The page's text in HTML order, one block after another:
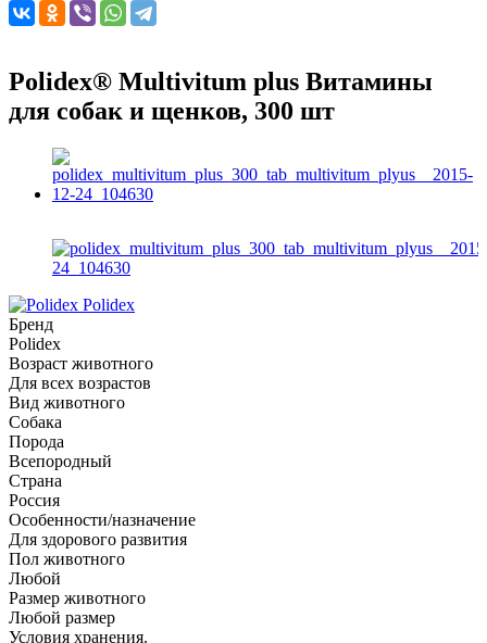
Polidex® Multivitum plus Витамины
для собак и щенков, 300 шт
Polidex
Бренд
Polidex
Возраст животного
Для всех возрастов
Вид животного
Собака
Порода
Всепородный
Страна
Россия
Особенности/назначение
Для здорового развития
Пол животного
Любой
Размер животного
Любой размер
Условия хранения.